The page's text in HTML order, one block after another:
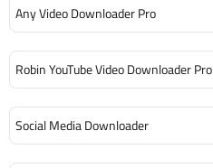
Any Video Downloader Pro
Robin YouTube Video Downloader Pro
Social Media Downloader